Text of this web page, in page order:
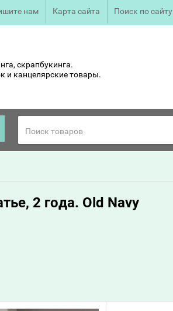
нам Карта сайта Поиск по сайту
скрапбукинга.
и канцелярские товары.
2 года. Old Navy